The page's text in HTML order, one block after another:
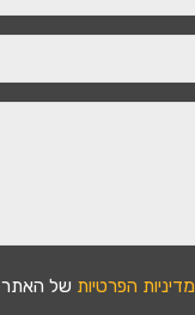
מדיניות הפרטיות של האתר